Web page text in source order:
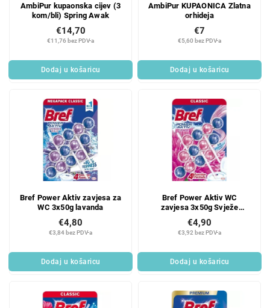
AmbiPur kupaonska cijev (3
kom/bli) Spring Awak
€11,76 bez PDV-a
€14,70
Dodaj u košaricu
AmbiPur KUPAONICA Zlatna
orhideja
€5,60 bez PDV-a
€7
Dodaj u košaricu
Bref Power Aktiv zavjesa za
WC 3x50g lavanda
€3,84 bez PDV-a
€4,80
Dodaj u košaricu
Bref Power Aktiv WC
zavjesa 3x50g Svježe
€3,92 bez PDV-a
€4,90
Dodaj u košaricu